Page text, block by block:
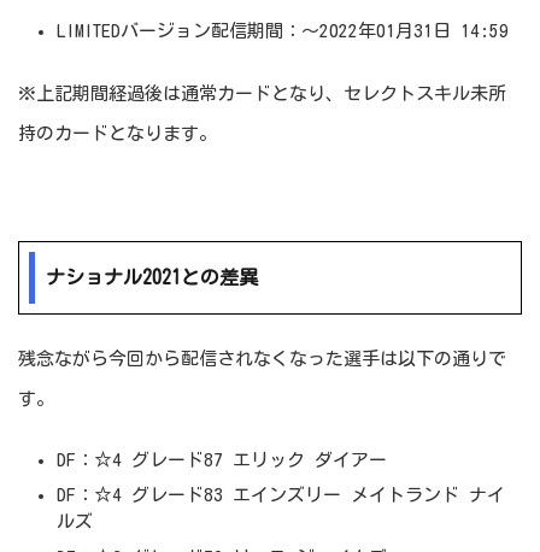
LIMITEDバージョン配信期間：～2022年01月31日 14:59
※上記期間経過後は通常カードとなり、セレクトスキル未所
持のカードとなります。
ナショナル2021との差異
残念ながら今回から配信されなくなった選手は以下の通りで
す。
DF：☆4 グレード87 エリック ダイアー
DF：☆4 グレード83 エインズリー メイトランド ナイ
ルズ